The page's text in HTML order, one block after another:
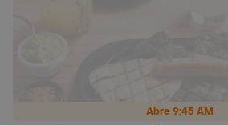
Abre 9:45 AM